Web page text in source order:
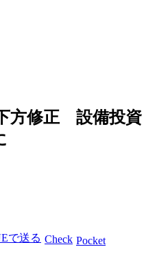
方修正 設備投資
Check Pocket